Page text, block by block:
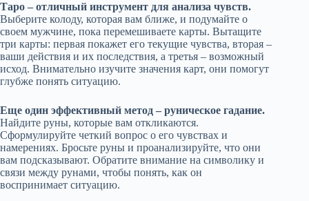
Таро – отличный инструмент для анализа чувств.
Выберите колоду, которая вам ближе, и подумайте о
своем мужчине, пока перемешиваете карты. Вытащите
три карты: первая покажет его текущие чувства, вторая –
ваши действия и их последствия, а третья – возможный
исход. Внимательно изучите значения карт, они помогут
глубже понять ситуацию.
Еще один эффективный метод – руническое гадание.
Найдите руны, которые вам откликаются.
Сформулируйте четкий вопрос о его чувствах и
намерениях. Бросьте руны и проанализируйте, что они
вам подсказывают. Обратите внимание на символику и
связи между рунами, чтобы понять, как он
воспринимает ситуацию.